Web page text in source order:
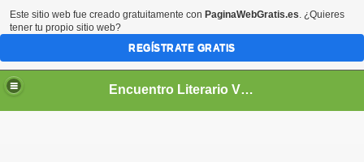
Encuentro Literario Virtual
Este sitio web fue creado gratuitamente con PaginaWebGratis.es. ¿Quieres
tener tu propio sitio web?
REGÍSTRATE GRATIS